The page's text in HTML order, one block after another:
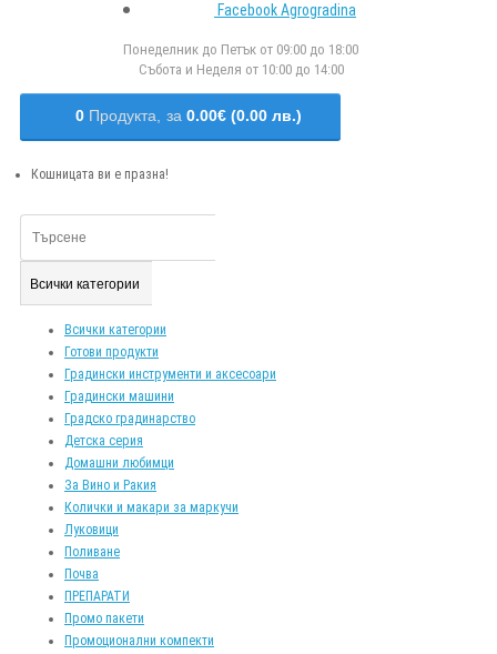
Facebook Agrogradina
Понеделник до Петък от 09:00 до 18:00
Събота и Неделя от 10:00 до 14:00
0 Продукта, за 0.00€ (0.00 лв.)
Кошницата ви е празна!
Всички категории
Всички категории
Готови продукти
Градински инструменти и аксесоари
Градински машини
Градско градинарство
Детска серия
Домашни любимци
За Вино и Ракия
Колички и макари за маркучи
Луковици
Поливане
Почва
ПРЕПАРАТИ
Промо пакети
Промоционални компекти